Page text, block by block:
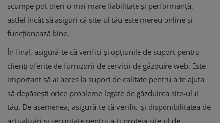
scumpe pot oferi o mai mare fiabilitate și performanță,
astfel încât să asiguri că site-ul tău este mereu online și
funcționează bine.
În final, asigură-te că verifici și opțiunile de suport pentru
clienți oferite de furnizorii de servicii de găzduire web. Este
important să ai acces la suport de calitate pentru a te ajuta
să depășești orice probleme legate de găzduirea site-ului
tău. De asemenea, asigură-te că verifici și disponibilitatea de
actualizări și securitate pentru a-ți proteja site-ul de